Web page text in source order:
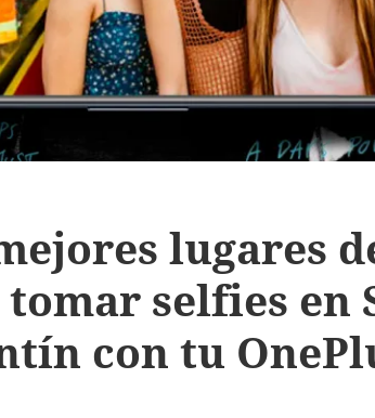
lugares
selfies en
con tu